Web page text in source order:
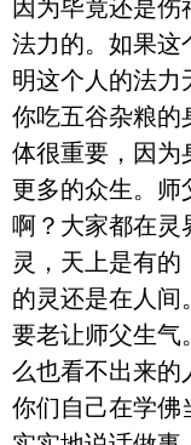
因为毕竟还是伤
法力的。如果这
明这个人的法力
你吃五谷杂粮的
体很重要，因为
更多的众生。师
啊？大家都在灵
灵，天上是有的
的灵还是在人间
要老让师父生气
么也看不出来的
你们自己在学佛